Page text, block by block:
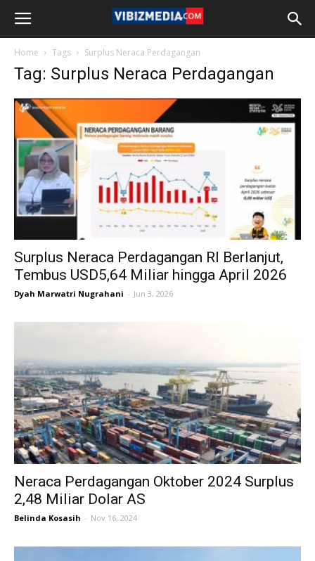
Home Tags Surplus Neraca Perdagangan
Tag: Surplus Neraca Perdagangan
Surplus Neraca Perdagangan RI Berlanjut,
Tembus USD5,64 Miliar hingga April 2026
Dyah Marwatri Nugrahani - Jun 3, 2026
Neraca Perdagangan Oktober 2024 Surplus
2,48 Miliar Dolar AS
Belinda Kosasih - Nov 16, 2024